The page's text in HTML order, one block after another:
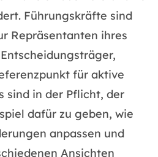
Führungskräfte sind
Repräsentanten ihres
für aktive
sind in der Pflicht, der
dafür zu geben, wie
anpassen und
Ansichten